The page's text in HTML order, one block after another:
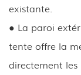
existante.
● La paroi
tente offre la
directement les